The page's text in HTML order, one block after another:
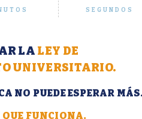
SEGUNDOS
LA LEY DE
UNIVERSITARIO.
NO PUEDE ESPERAR
QUE FUNCIONA.